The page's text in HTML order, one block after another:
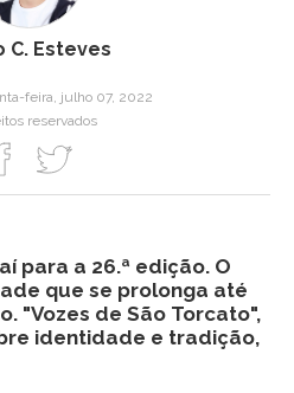
C. Esteves
feira, julho 07, 2022
reservados
para a 26.ª edição. O
que se prolonga até
"Vozes de São Torcato",
identidade e tradição,